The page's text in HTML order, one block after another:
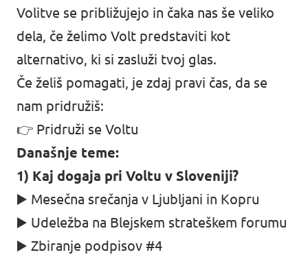
Volitve se približujejo in čaka nas še veliko
dela, če želimo Volt predstaviti kot
alternativo, ki si zasluži tvoj glas.
Če želiš pomagati, je zdaj pravi čas, da se
nam pridružiš:
👉 Pridruži se Voltu
Današnje teme:
1) Kaj dogaja pri Voltu v Sloveniji?
▶️ Mesečna srečanja v Ljubljani in Kopru
▶️ Udeležba na Blejskem strateškem forumu
▶️ Zbiranje podpisov #4